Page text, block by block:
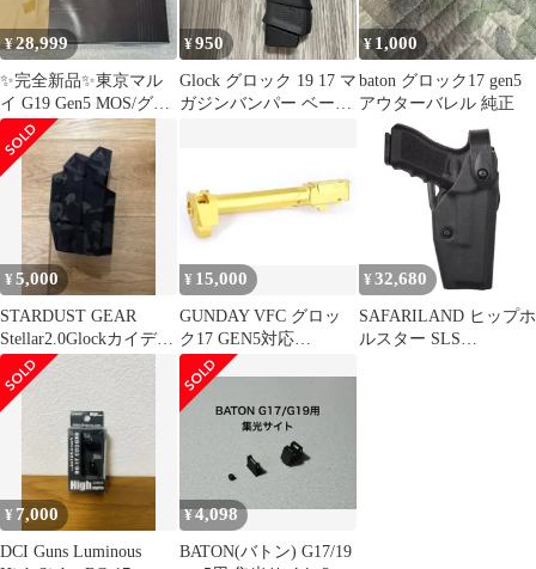
¥28,999
✨️完全新品✨️東京マル
イ G19 Gen5 MOS/グロ
ック19 第5世代モデル
¥950
Glock グロック 19 17 マ
ガジンバンパー ベース
¥ 1,000
baton グロック17 gen5
アウターバレル 純正
¥5,000
STARDUST GEAR
Stellar2.0Glockカイデッ
クスホルスター
¥ 15,000
GUNDAY VFC グロッ
ク17 GEN5対応
RADIANタイプ アウタ
ーバレルセット GD
GND-V05-G17-GD
¥ 32,680
SAFARILAND ヒップホ
ルスター SLS
¥ 7,000
DCI Guns Luminous
¥4,098
BATON(バトン) G17/19